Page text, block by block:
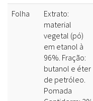
Folha
Extrato:
material
vegetal (pó)
em etanol à
96%. Fração:
butanol e éter
de petróleo.
Pomada